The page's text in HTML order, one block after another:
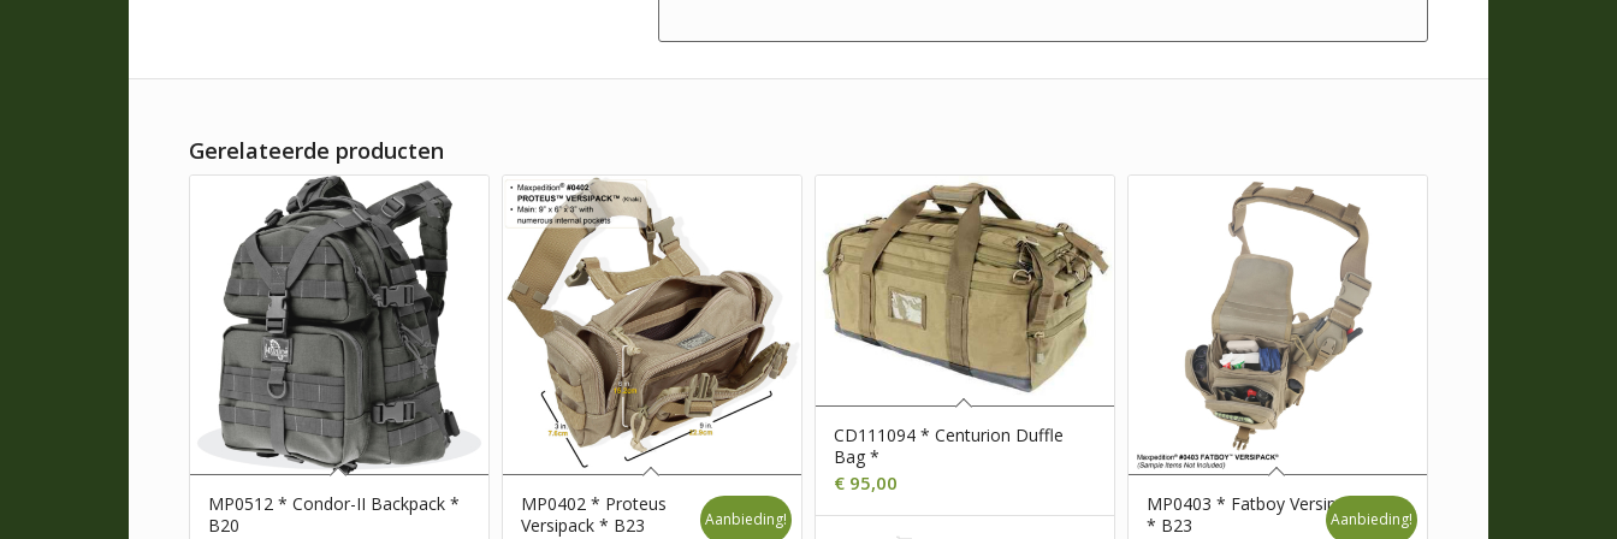
Gerelateerde producten
MP0512 * Condor-II Backpack *
B20
MP0402 * Proteus
Versipack * B23
Aanbieding!
CD111094 * Centurion Duffle
Bag *
€ 95,00
MP0403 * Fatboy Versipack
* B23
Aanbieding!